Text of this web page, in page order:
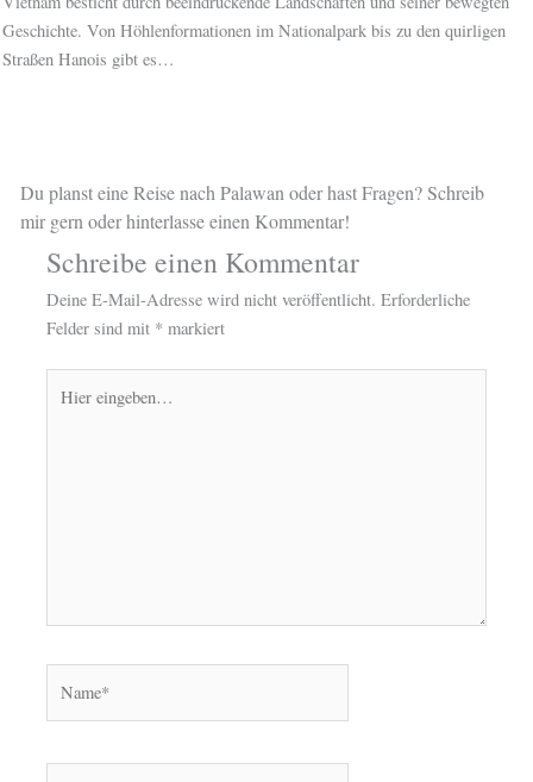
Geschichte. Von Höhlenformationen im Nationalpark bis zu den quirligen
Straßen Hanois gibt es…
Du planst eine Reise nach Palawan oder hast Fragen? Schreib
mir gern oder hinterlasse einen Kommentar!
Schreibe einen Kommentar
Deine E-Mail-Adresse wird nicht veröffentlicht. Erforderliche
Felder sind mit * markiert
eingeben…